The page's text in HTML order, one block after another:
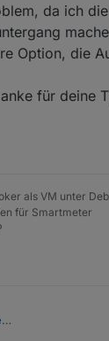
da ich
Option, die
für deine
als VM unter
für Smartmeter